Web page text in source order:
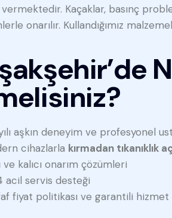
Kaçaklar, basınç
onarılır. Kullandığımız
aşkın deneyim ve profesyonel
cihazlarla kırmadan tıkanıklık
ve kalıcı onarım çözümleri
acil servis desteği
fiyat politikası ve garantili hizmet